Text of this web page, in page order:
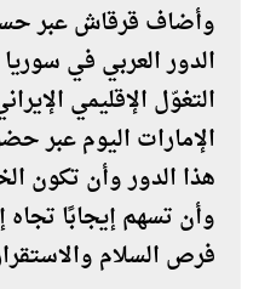
وأضاف قرقاش عبر
الدور العربي في
التغوّل الإقليمي
الإمارات اليوم عبر
هذا الدور وأن تكون
وأن تسهم إيجابًا
فرص السلام